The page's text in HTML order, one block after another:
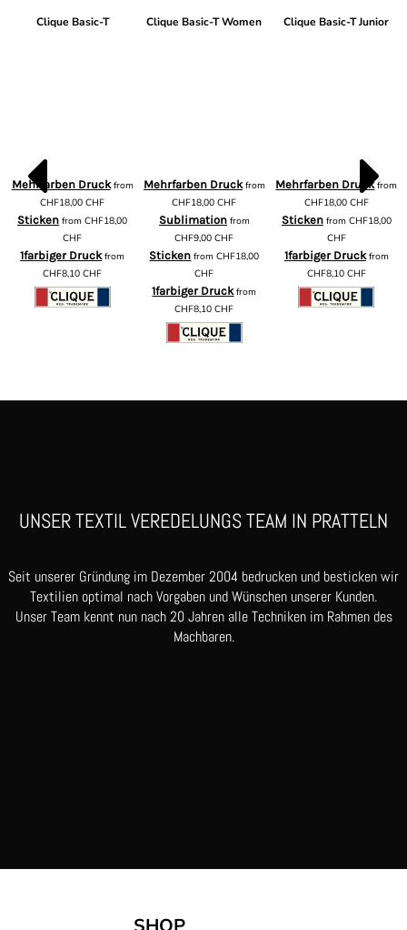
Clique Basic-T
Mehrfarben Druckfrom
CHF18,00CHF
Sticken fromCHF18,00
CHF
1farbiger Druckfrom
CHF8,10CHF
Clique Basic-T Women
Mehrfarben Druckfrom
CHF18,00CHF
Sublimationfrom
CHF9,00CHF
Sticken fromCHF18,00
CHF
1farbiger Druckfrom
CHF8,10CHF
Clique Basic-T Junior
Mehrfarben Druckfrom
CHF18,00 CHF
Stickenfrom CHF18,00
CHF
1farbiger Druckfrom
CHF8,10 CHF
UNSER TEXTIL VEREDELUNGS TEAM IN PRATTELN
Seit unserer Gründung im Dezember 2004 bedrucken und besticken wir
Textilien optimal nach Vorgaben und Wünschen unserer Kunden.
Unser Team kennt nun nach 20 Jahren alle Techniken im Rahmen des
Machbaren.